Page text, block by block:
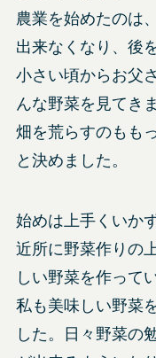
農業を始めたのは
出来なくなり、後
小さい頃からお父
んな野菜を見てき
畑を荒らすのもも
と決めました。
始めは上手くいか
近所に野菜作りの
しい野菜を作って
私も美味しい野菜
した。日々野菜の